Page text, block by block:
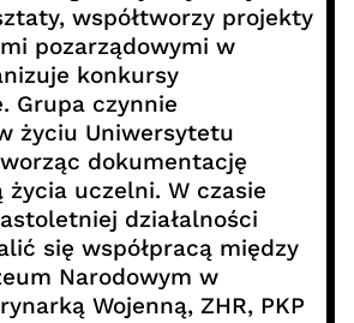
współtworzy projekty
pozarządowymi w
konkursy
Grupa czynnie
życiu Uniwersytetu
dokumentację
uczelni. W czasie
działalności
się współpracą między
Narodowym w
Wojenną, ZHR, PKP